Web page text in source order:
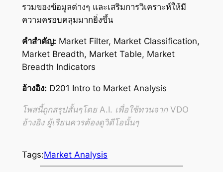
รวมของข้อมูลต่างๆ และเสริมการวิเคราะห์ให้มี
ความครอบคลุมมากยิ่งขึ้น
คำสำคัญ: Market Filter, Market Classification,
Market Breadth, Market Table, Market
Breadth Indicators
อ้างอิง: D201 Intro to Market Analysis
โพสนี้ถูกสรุปสั้นๆโดย A.I. เพื่อใช้ทวนจาก VDO
อ้างอิง ผู้เรียนควรต้องดูวิดีโอนั้นๆ
Tags:Market Analysis